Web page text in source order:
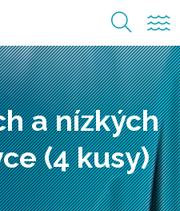
a nízkých
(4 kusy)